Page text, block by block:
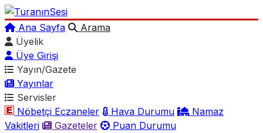
Ana Sayfa
Arama
Üyelik
Üye Girişi
Yayın/Gazete
Yayınlar
Servisler
Nöbetçi Eczaneler
Hava Durumu
Namaz
Vakitleri
Gazeteler
Puan Durumu